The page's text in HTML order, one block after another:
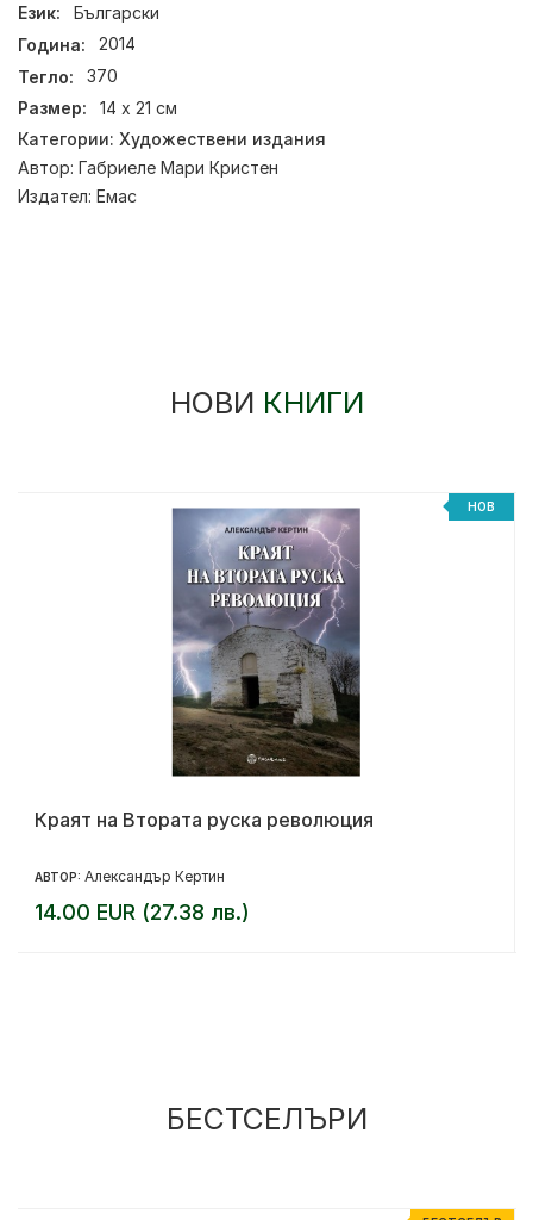
Език:
Български
Година:
2014
Тегло:
370
Размер:
14 х 21 см
Категории: Художествени издания
Автор: Габриеле Мари Кристен
Издател: Емас
НОВИ КНИГИ
НОВ
Краят на Втората руска революция
АВТОР: Александър Кертин
14.00 EUR (27.38 лв.)
БЕСТСЕЛЪРИ